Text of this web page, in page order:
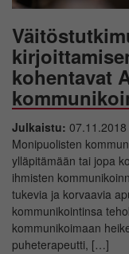
kohentavat
Julkaistu: 07.11.2018
Monipuolisten
ylläpitämään tai jopa
ihmisten
tukevia ja korvaavia
kommunikointinsa
kommunikoimaan
puheterapeutti, […]